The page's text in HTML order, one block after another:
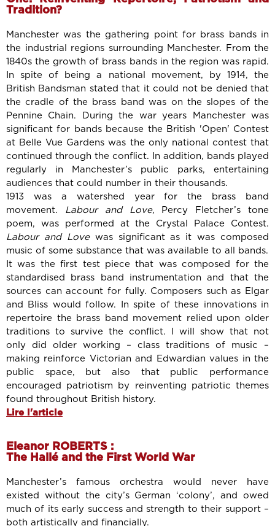
Tradition?
Manchester was the gathering point for brass bands in
the industrial regions surrounding Manchester. From the
1840s the growth of brass bands in the region was rapid.
In spite of being a national movement, by 1914, the
British Bandsman stated that it could not be denied that
the cradle of the brass band was on the slopes of the
Pennine Chain. During the war years Manchester was
significant for bands because the British 'Open' Contest
at Belle Vue Gardens was the only national contest that
continued through the conflict. In addition, bands played
regularly in Manchester’s public parks, entertaining
audiences that could number in their thousands.
1913 was a watershed year for the brass band
movement. Labour and Love, Percy Fletcher’s tone
poem, was performed at the Crystal Palace Contest.
Labour and Lovewas significant as it was composed
music of some substance that was available to all bands.
It was the first test piece that was composed for the
standardised brass band instrumentation and that the
sources can account for fully. Composers such as Elgar
and Bliss would follow. In spite of these innovations in
repertoire the brass band movement relied upon older
traditions to survive the conflict. I will show that not
only did older working – class traditions of music –
making reinforce Victorian and Edwardian values in the
public space, but also that public performance
encouraged patriotism by reinventing patriotic themes
found throughout British history.
Lire l'article
Eleanor ROBERTS :
The Hallé and the First World War
Manchester’s famous orchestra would never have
existed without the city’s German ‘colony’, and owed
much of its early success and strength to their support –
both artistically and financially.